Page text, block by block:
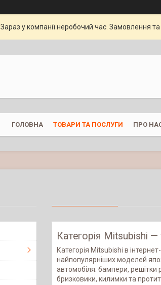
Зараз у компанії неробочий час. Замовлення
ГОЛОВНА ТОВАРИ ТА ПОСЛУГИ ПРО
Категорія Mitsubishi
Категорія Mitsubishi в
найпопулярніших моделей
автомобіля: бампери, решітки
бризковики, килимки та